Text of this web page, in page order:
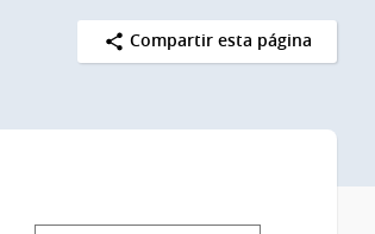
Compartir esta página